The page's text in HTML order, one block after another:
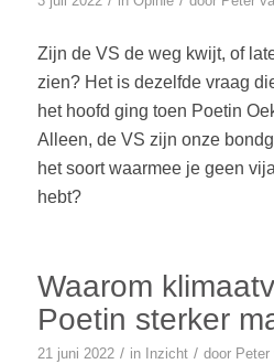
Zijn de VS de weg kwijt, of
zien? Het is dezelfde vraag
het hoofd ging toen Poetin
Alleen, de VS zijn onze
het soort waarmee je geen
hebt?
Waarom
Poetin sterker
21 juni 2022 / in Inzicht / door